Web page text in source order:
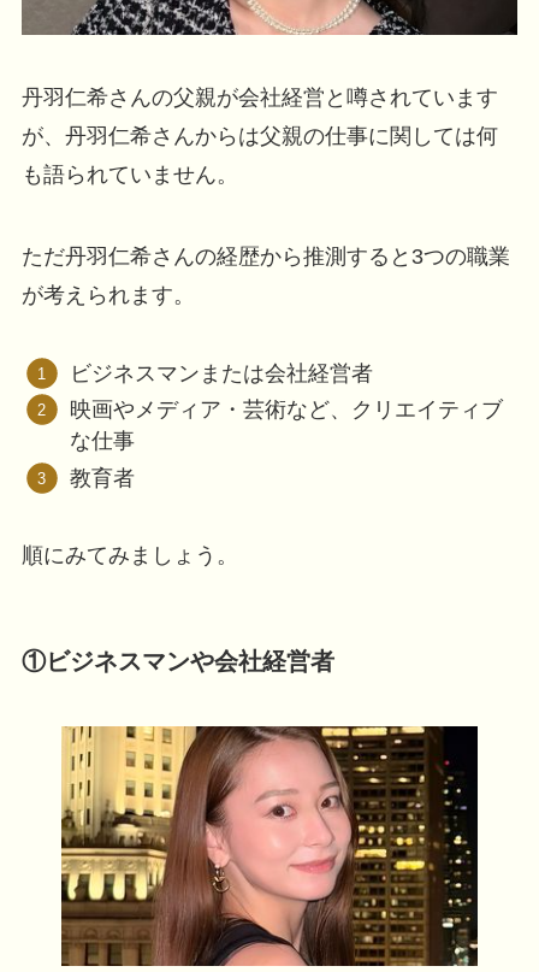
丹羽仁希さんの父親が会社経営と噂されています
が、丹羽仁希さんからは父親の仕事に関しては何
も語られていません。
ただ丹羽仁希さんの経歴から推測すると3つの職業
が考えられます。
ビジネスマンまたは会社経営者
映画やメディア・芸術など、クリエイティブ
な仕事
教育者
順にみてみましょう。
①ビジネスマンや会社経営者